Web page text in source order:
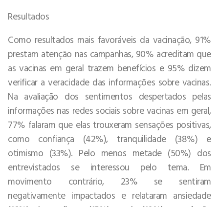
Resultados
Como resultados mais favoráveis da vacinação, 91%
prestam atenção nas campanhas, 90% acreditam que
as vacinas em geral trazem benefícios e 95% dizem
verificar a veracidade das informações sobre vacinas.
Na avaliação dos sentimentos despertados pelas
informações nas redes sociais sobre vacinas em geral,
77% falaram que elas trouxeram sensações positivas,
como confiança (42%), tranquilidade (38%) e
otimismo (33%). Pelo menos metade (50%) dos
entrevistados se interessou pelo tema. Em
movimento contrário, 23% se sentiram
negativamente impactados e relataram ansiedade